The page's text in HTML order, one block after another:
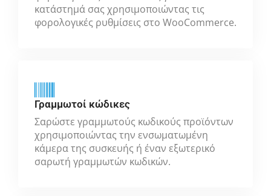
κατάστημά σας χρησιμοποιώντας τις
φορολογικές ρυθμίσεις στο WooCommerce.
Γραμμωτοί κώδικες
Σαρώστε γραμμωτούς κωδικούς προϊόντων
χρησιμοποιώντας την ενσωματωμένη
κάμερα της συσκευής ή έναν εξωτερικό
σαρωτή γραμμωτών κωδικών.